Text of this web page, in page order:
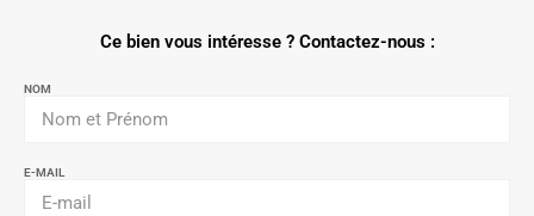
Ce bien vous intéresse ? Contactez-nous :
NOM
E-MAIL